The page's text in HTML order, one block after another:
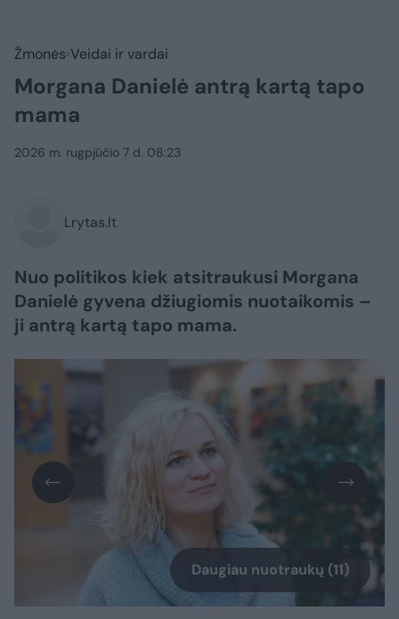
Žmonės Veidai ir vardai
Morgana Danielė antrą kartą tapo
mama
2026 m. rugpjūčio 7 d. 08:23
Lrytas.lt
Nuo politikos kiek atsitraukusi Morgana
Danielė gyvena džiugiomis nuotaikomis –
ji antrą kartą tapo mama.
Daugiau nuotraukų (11)